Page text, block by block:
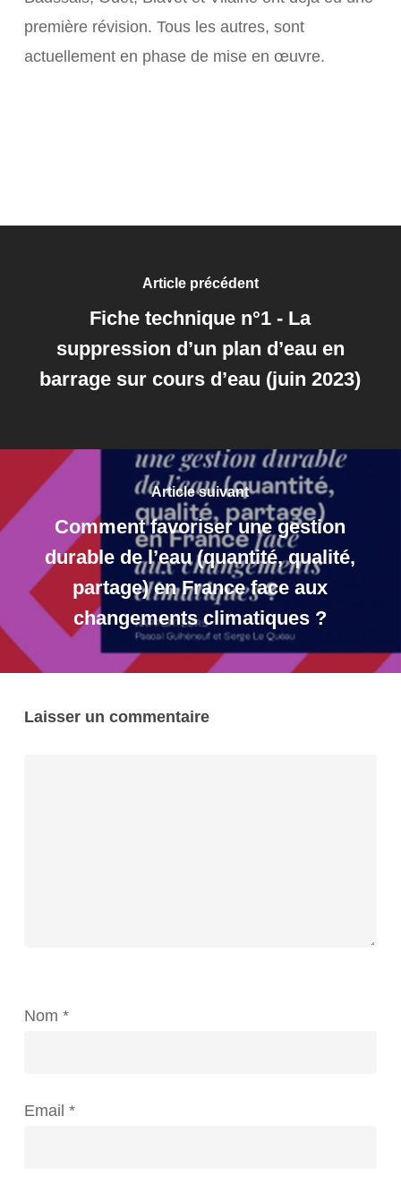
première révision. Tous les autres, sont
actuellement en phase de mise en œuvre.
Article précédent
Fiche technique n°1 - La
suppression d’un plan d’eau en
barrage sur cours d’eau (juin 2023)
Article suivant
Comment favoriser une gestion
durable de l’eau (quantité, qualité,
partage) en France face aux
changements climatiques ?
Laisser un commentaire
Nom *
Email *